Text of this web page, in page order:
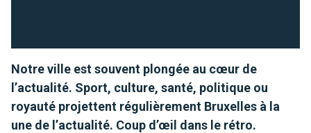
Notre ville est souvent plongée au cœur de
l’actualité. Sport, culture, santé, politique ou
royauté projettent régulièrement Bruxelles à la
une de l’actualité. Coup d’œil dans le rétro.